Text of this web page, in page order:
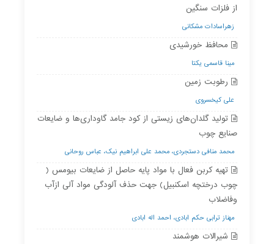
از فلزات سنگین
زهراسادات مشکانی
محافظ خورشیدی
مینا قاسمی یکتا
رطوبت زمین
علی کیخسروی
تولید گلدان‌های زیستی از کود جامد گاوداری‌ها و ضایعات
صنایع چوب
محمد منافی دستجردی، محمد علی ابراهیم نیک، عباس روحانی
تهیه کربن فعال با مواد پایه حاصل از ضایعات بیومس (
چوب درختچه اسکنبیل) جهت حذف آلودگی مواد آلی ازآب
وفاضلاب
مهناز ترابی حکم ابادی، احمد اله ابادی
شیرالات هوشمند